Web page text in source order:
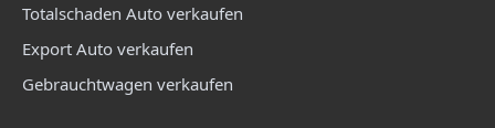
Totalschaden Auto verkaufen
Export Auto verkaufen
Gebrauchtwagen verkaufen